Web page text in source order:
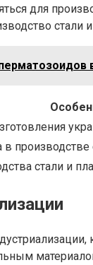
для
производстве
стали и